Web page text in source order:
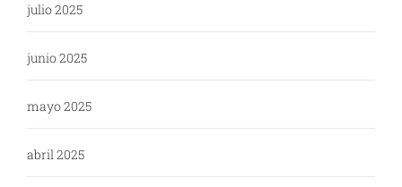
julio 2025
junio 2025
mayo 2025
abril 2025